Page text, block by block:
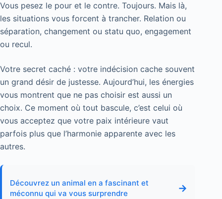
Vous pesez le pour et le contre. Toujours. Mais là,
les situations vous forcent à trancher. Relation ou
séparation, changement ou statu quo, engagement
ou recul.
Votre secret caché : votre indécision cache souvent
un grand désir de justesse. Aujourd’hui, les énergies
vous montrent que ne pas choisir est aussi un
choix. Ce moment où tout bascule, c’est celui où
vous acceptez que votre paix intérieure vaut
parfois plus que l’harmonie apparente avec les
autres.
Découvrez un animal en a fascinant et
méconnu qui va vous surprendre
→